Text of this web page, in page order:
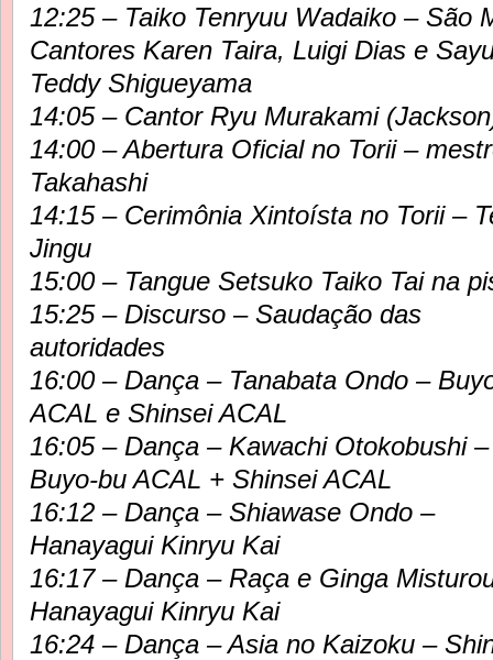
12:25 – Taiko Tenryuu Wadaiko – São
Cantores Karen Taira, Luigi Dias e
Teddy Shigueyama
14:05 – Cantor Ryu Murakami
14:00 – Abertura Oficial no Torii –
Takahashi
14:15 – Cerimônia Xintoísta no Torii –
Jingu
15:00 – Tangue Setsuko Taiko Tai na
15:25 – Discurso – Saudação das
autoridades
16:00 – Dança – Tanabata Ondo –
ACAL e Shinsei ACAL
16:05 – Dança – Kawachi Otokobushi –
Buyo-bu ACAL + Shinsei ACAL
16:12 – Dança – Shiawase Ondo –
Hanayagui Kinryu Kai
16:17 – Dança – Raça e Ginga
Hanayagui Kinryu Kai
16:24 – Dança – Asia no Kaizoku –